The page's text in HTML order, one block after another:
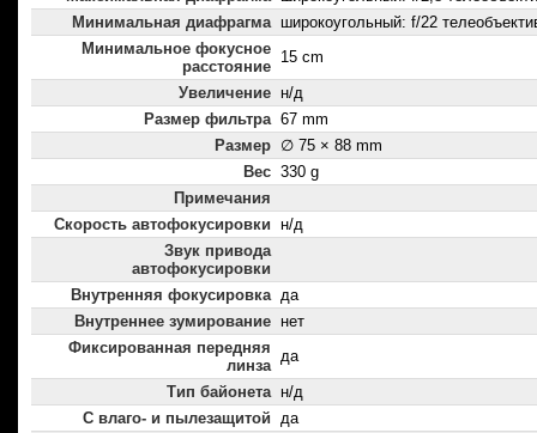
Минимальная диафрагма широкоугольный: f/22
Минимальное фокусное
расстояние
15 cm
Увеличение н/д
Размер фильтра 67 mm
Размер ∅ 75 × 88 mm
Вес 330 g
Примечания
Скорость автофокусировки н/д
Звук привода
автофокусировки
Внутренняя фокусировка да
Внутреннее зумирование нет
Фиксированная передняя
линза
да
Тип байонета н/д
С влаго- и пылезащитой да